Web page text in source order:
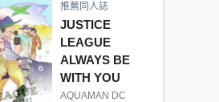
推薦同人誌
JUSTICE
LEAGUE
ALWAYS BE
WITH YOU
AQUAMAN DC